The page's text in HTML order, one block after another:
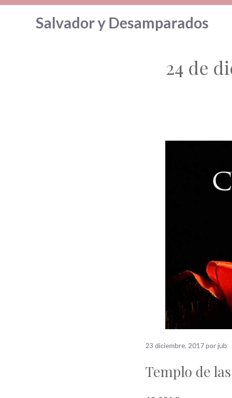
Saltar
Salvador y Desamparados
24 de
23 diciembre, 2017porjub
Templo de